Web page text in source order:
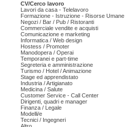
CV/Cerco lavoro
Lavori da casa - Telelavoro
Formazione - Istruzione - Risorse Umane
Negozi / Bar / Pub / Ristoranti
Commerciale vendite e acquisti
Comunicazione e marketing
Informatica / Web design
Hostess / Promoter
Manodopera / Operai
Temporanei e part-time
Segreteria e amministrazione
Turismo / Hotel / Animazione
Stage ed apprendistato
Industria / Artigianato
Medicina / Salute
Customer Service - Call Center
Dirigenti, quadri e manager
Finanza / Legale
Modelli/e
Tecnici / Ingegneri